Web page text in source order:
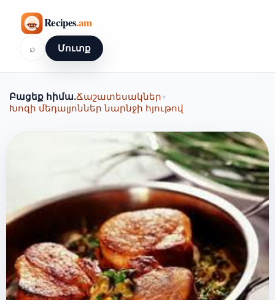
⌕ Մուտք
Բացեք հիմա.Ճաշատեսակներ•
Խոզի մեդալյոններ նարնջի հյութով